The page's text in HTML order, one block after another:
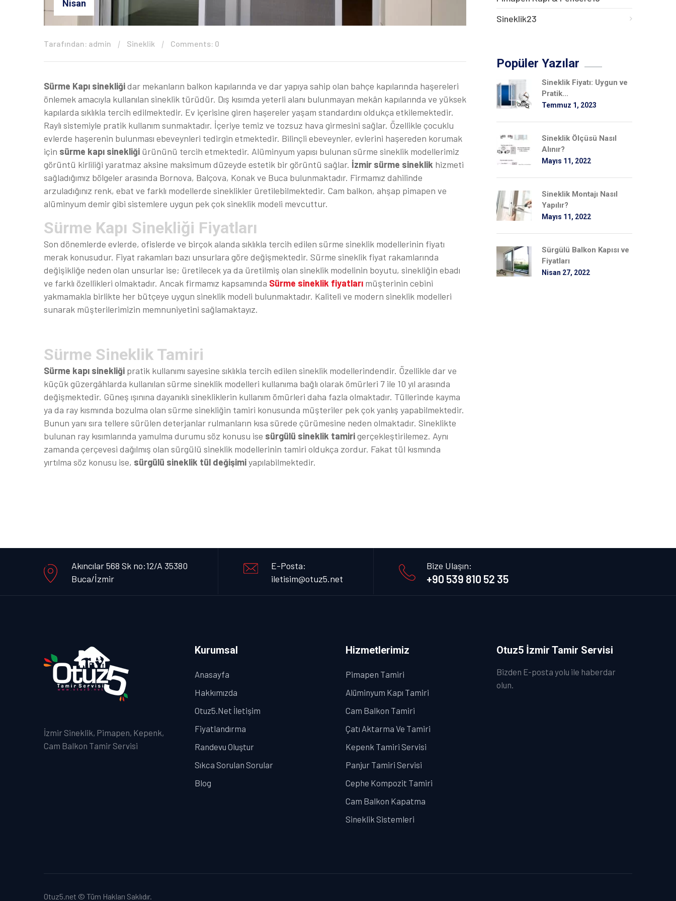
Nisan
Tarafından: admin Sineklik Comments: 0
Sürme Kapı sinekliğidar mekanların balkon kapılarında ve dar yapıya sahip olan bahçe kapılarında haşereleri
önlemek amacıyla kullanılan sineklik türüdür. Dış kısımda yeterli alanı bulunmayan mekân kapılarında ve yüksek
kapılarda sıklıkla tercih edilmektedir. Ev içerisine giren haşereler yaşam standardını oldukça etkilemektedir.
Raylı sistemiyle pratik kullanım sunmaktadır. İçeriye temiz ve tozsuz hava girmesini sağlar. Özellikle çocuklu
evlerde haşerenin bulunması ebeveynleri tedirgin etmektedir. Bilinçli ebeveynler, evlerini haşereden korumak
için sürme kapı sinekliği ürününü tercih etmektedir. Alüminyum yapısı bulunan sürme sineklik modellerimiz
görüntü kirliliği yaratmaz aksine maksimum düzeyde estetik bir görüntü sağlar. İzmir sürme sineklik hizmeti
sağladığımız bölgeler arasında Bornova, Balçova, Konak ve Buca bulunmaktadır. Firmamız dahilinde
arzuladığınız renk, ebat ve farklı modellerde sineklikler üretilebilmektedir. Cam balkon, ahşap pimapen ve
alüminyum demir gibi sistemlere uygun pek çok sineklik modeli mevcuttur.
Sürme Kapı Sinekliği Fiyatları
Son dönemlerde evlerde, ofislerde ve birçok alanda sıklıkla tercih edilen sürme sineklik modellerinin fiyatı
merak konusudur. Fiyat rakamları bazı unsurlara göre değişmektedir. Sürme sineklik fiyat rakamlarında
değişikliğe neden olan unsurlar ise; üretilecek ya da üretilmiş olan sineklik modelinin boyutu, sinekliğin ebadı
ve farklı özellikleri olmaktadır. Ancak firmamız kapsamında Sürme sineklik fiyatları müşterinin cebini
yakmamakla birlikte her bütçeye uygun sineklik modeli bulunmaktadır. Kaliteli ve modern sineklik modelleri
sunarak müşterilerimizin memnuniyetini sağlamaktayız.
Sürme Sineklik Tamiri
Sürme kapı sinekliği pratik kullanımı sayesine sıklıkla tercih edilen sineklik modellerindendir. Özellikle dar ve
küçük güzergâhlarda kullanılan sürme sineklik modelleri kullanıma bağlı olarak ömürleri 7 ile 10 yıl arasında
değişmektedir. Güneş ışınına dayanıklı sinekliklerin kullanım ömürleri daha fazla olmaktadır. Tüllerinde kayma
ya da ray kısmında bozulma olan sürme sinekliğin tamiri konusunda müşteriler pek çok yanlış yapabilmektedir.
Bunun yanı sıra tellere sürülen deterjanlar rulmanların kısa sürede çürümesine neden olmaktadır. Sineklikte
bulunan ray kısımlarında yamulma durumu söz konusu ise sürgülü sineklik tamirigerçekleştirilemez. Aynı
zamanda çerçevesi dağılmış olan sürgülü sineklik modellerinin tamiri oldukça zordur. Fakat tül kısmında
yırtılma söz konusu ise, sürgülü sineklik tül değişimiyapılabilmektedir.
Sineklik23
Popüler Yazılar
Sineklik Fiyatı: Uygun ve
Pratik...
Temmuz 1, 2023
Sineklik Ölçüsü Nasıl
Alınır?
Mayıs 11, 2022
Sineklik Montajı Nasıl
Yapılır?
Mayıs 11, 2022
Sürgülü Balkon Kapısı ve
Fiyatları
Nisan 27, 2022
Akıncılar 568 Sk no:12/A 35380
Buca/İzmir
E-Posta:
iletisim@otuz5.net
Bize Ulaşın:
+90 539 810 52 35
İzmir Sineklik, Pimapen, Kepenk,
Cam Balkon Tamir Servisi
Kurumsal
Anasayfa
Hakkımızda
Otuz5.Net İletişim
Fiyatlandırma
Randevu Oluştur
Sıkca Sorulan Sorular
Blog
Hizmetlerimiz
Pimapen Tamiri
Alüminyum Kapı Tamiri
Cam Balkon Tamiri
Çatı Aktarma Ve Tamiri
Kepenk Tamiri Servisi
Panjur Tamiri Servisi
Cephe Kompozit Tamiri
Cam Balkon Kapatma
Sineklik Sistemleri
Otuz5 İzmir Tamir Servisi
Bizden E-posta yolu ile haberdar
olun.
Otuz5.net © Tüm Hakları Saklıdır.